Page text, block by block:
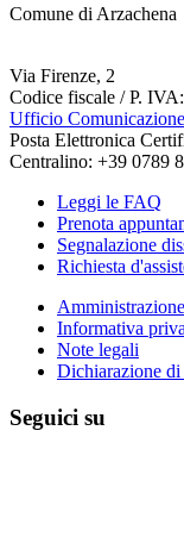
Comune di Arzachena
Via Firenze, 2
Codice fiscale / P.
Ufficio
Posta Elettronica
Centralino: +39 0789
Leggi le FAQ
Prenota
Segnalazione
Richiesta
Informativa
Note legali
Dichiarazione di
Seguici su